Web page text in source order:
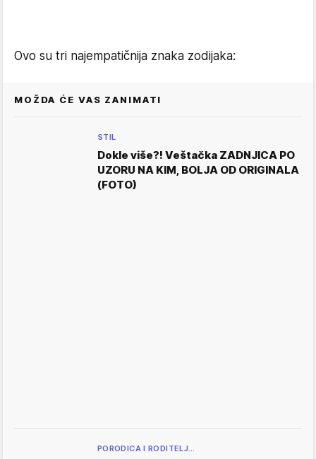
Ovo su tri najempatičnija znaka zodijaka:
MOŽDA ĆE VAS ZANIMATI
STIL
Dokle više?! Veštačka ZADNJICA PO
UZORU NA KIM, BOLJA OD ORIGINALA
(FOTO)
PORODICA I RODITELJ…